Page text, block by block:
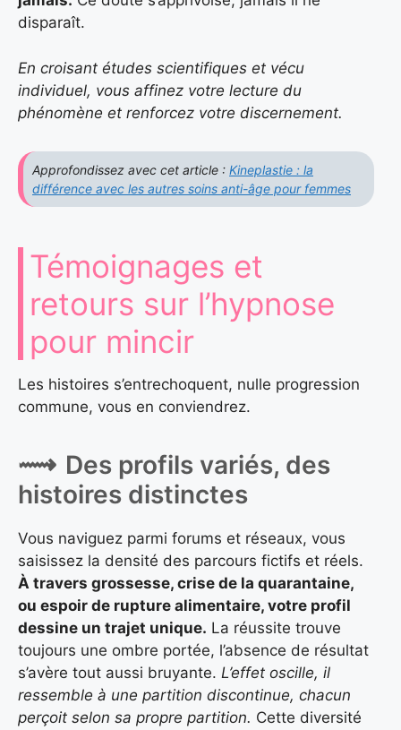
disparaît.
En croisant études scientifiques et vécu
individuel, vous affinez votre lecture du
phénomène et renforcez votre discernement.
Approfondissez avec cet article : Kineplastie : la
différence avec les autres soins anti-âge pour femmes
Témoignages et
retours sur l’hypnose
pour mincir
Les histoires s’entrechoquent, nulle progression
commune, vous en conviendrez.
Des profils variés, des
histoires distinctes
Vous naviguez parmi forums et réseaux, vous
saisissez la densité des parcours fictifs et réels.
À travers grossesse, crise de la quarantaine,
ou espoir de rupture alimentaire, votre profil
dessine un trajet unique. La réussite trouve
toujours une ombre portée, l’absence de résultat
s’avère tout aussi bruyante. L’effet oscille, il
ressemble à une partition discontinue, chacun
perçoit selon sa propre partition. Cette diversité